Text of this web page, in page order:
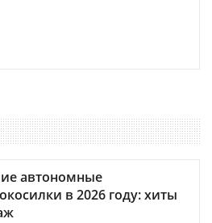
автономные
в 2026 году: хиты